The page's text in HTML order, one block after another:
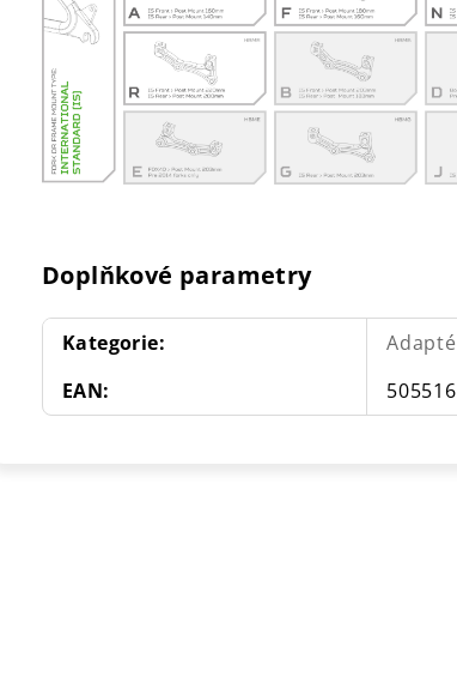
Doplňkové parametry
Kategorie:
EAN: